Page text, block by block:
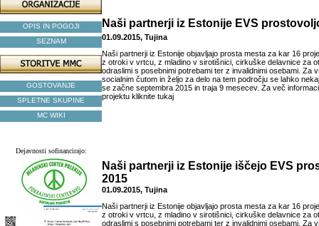
OPIS IN POGOJI
SEZNAM
GOSTOVANJE
SPLETNE SKUPINE
MC WIKI
Dejavnosti sofinancirajo:
Naši partnerji iz Estonije EVS
01.09.2015, Tujina
Naši partnerji iz Estonije objavljajo prosta mesta za kar 16
z otroki v vrtcu, z mladino v sirotišnici, cirkuške delavnice za
odraslimi s posebnimi potrebami ter z invalidnimi osebami. Za
socialnim čutom in željo za delo na tem področju se lahko
se začne septembra 2015 in traja 9 mesecev. Za več
projektu kliknite tukaj
Naši partnerji iz Estonije iščejo EVS
2015
01.09.2015, Tujina
Naši partnerji iz Estonije objavljajo prosta mesta za kar 16
z otroki v vrtcu, z mladino v sirotišnici, cirkuške delavnice za
odraslimi s posebnimi potrebami ter z invalidnimi osebami. Za